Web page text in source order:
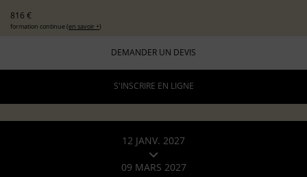
816 €
formation continue (en savoir +)
DEMANDER UN DEVIS
S'INSCRIRE EN LIGNE
12 JANV. 2027
09 MARS 2027